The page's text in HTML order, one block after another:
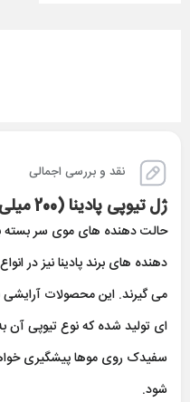
نقد و بررسی اجمالی
ژل تيوپی پادینا (200 ميلی لیتر)
حالت دهنده های موی سر بسته
دهنده های برند پادینا نیز در
می گیرند. این محصولات آرایشی
ای تولید شده که نوع تیوپی آن
سفیدک روی موها پیشگیری
شود.